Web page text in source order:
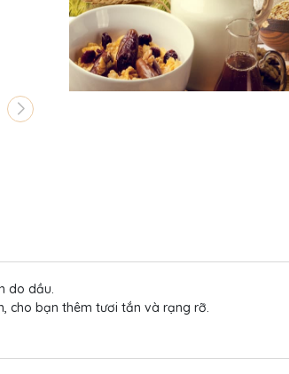
do dầu.
cho bạn thêm tươi tắn và rạng rỡ.